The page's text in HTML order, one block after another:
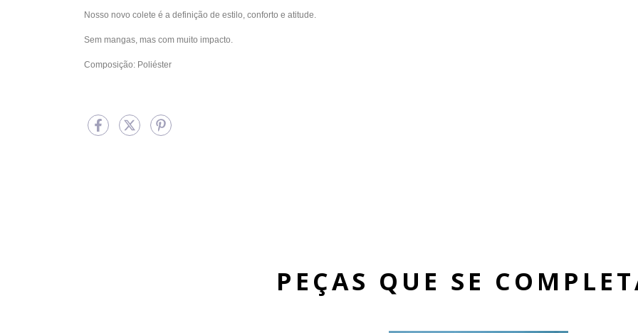
Nosso novo colete é a definição de estilo, conforto e atitude.
Sem mangas, mas com muito impacto.
Composição: Poliéster
PEÇAS QUE SE